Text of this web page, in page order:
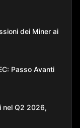
dei Miner ai
Passo Avanti
nel Q2 2026,